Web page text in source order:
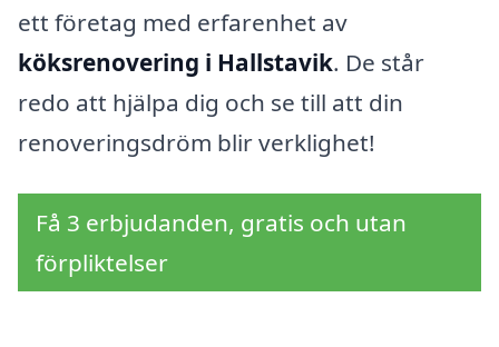
ett företag med erfarenhet av
köksrenovering i Hallstavik. De står
redo att hjälpa dig och se till att din
renoveringsdröm blir verklighet!
Få 3 erbjudanden, gratis och utan
förpliktelser